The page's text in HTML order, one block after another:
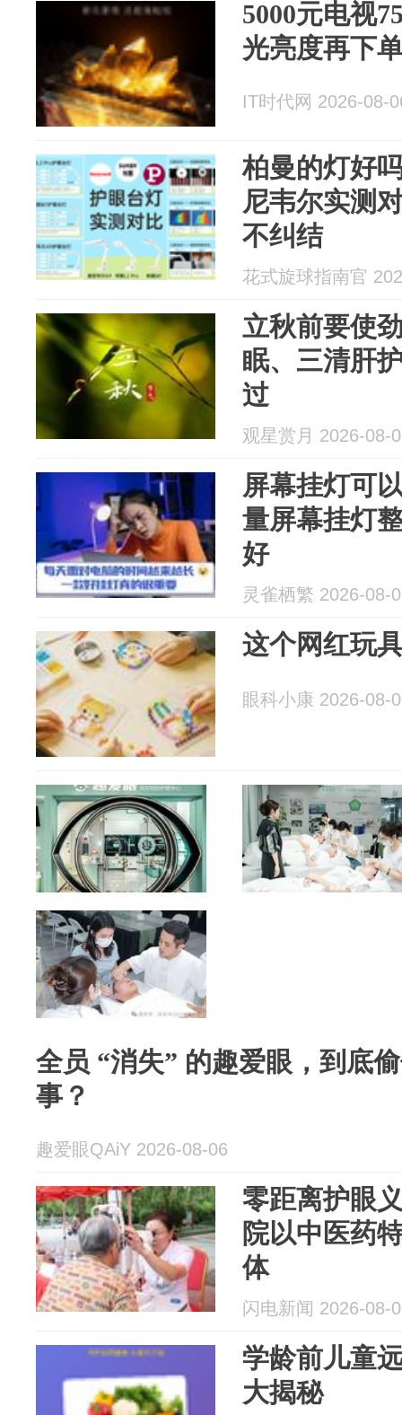
5000元电视
光亮度再下
IT时代网 2026-08-
柏曼的灯好
尼韦尔实测
不纠结
花式旋球指南官
立秋前要使
眠、三清肝
过
观星赏月 2026-08-
屏幕挂灯可
量屏幕挂灯
好
灵雀栖繁 2026-08-
这个网红玩
眼科小康 2026-08-
全员 “消失” 的趣爱眼，到底
事？
趣爱眼QAiY 2026-08-06
零距离护眼
院以中医药
体
闪电新闻 2026-08-
学龄前儿童
大揭秘